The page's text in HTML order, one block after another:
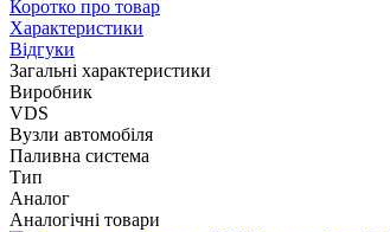
Коротко про товар
Характеристики
Відгуки
Загальні характеристики
Виробник
VDS
Вузли автомобіля
Паливна система
Тип
Аналог
Аналогічні товари